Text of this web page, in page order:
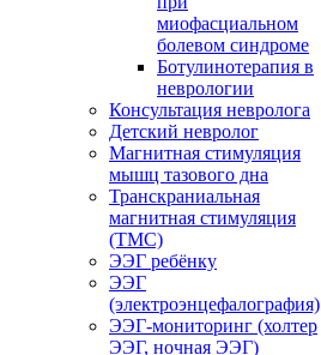
миофасциальном
болевом синдроме
Ботулинотерапия в
неврологии
Консультация невролога
Детский невролог
Магнитная стимуляция
мышц тазового дна
Транскраниальная
магнитная стимуляция
(ТМС)
ЭЭГ ребёнку
ЭЭГ
(электроэнцефалография)
ЭЭГ-мониторинг (холтер
ЭЭГ, ночная ЭЭГ)